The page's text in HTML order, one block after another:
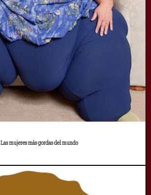
Las mujeres más gordas del mundo